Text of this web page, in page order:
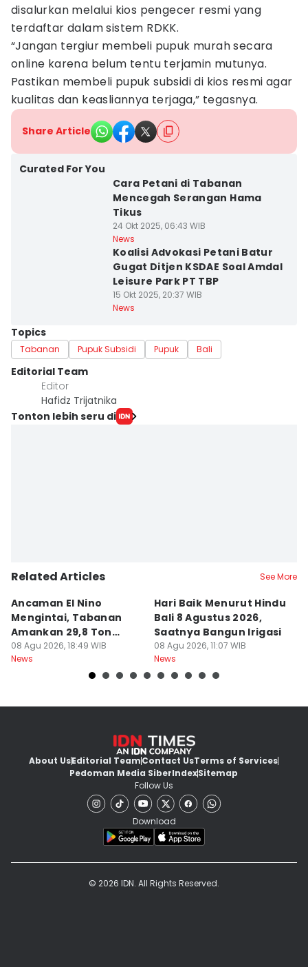
disalurkan melalui kios pengecer resmi yang
terdaftar dalam sistem RDKK.
“Jangan tergiur membeli pupuk murah secara
online karena belum tentu terjamin mutunya.
Pastikan membeli pupuk subsidi di kios resmi agar
kualitas dan keasliannya terjaga,” tegasnya.
Share Article
Curated For You
Cara Petani di Tabanan
Mencegah Serangan Hama
Tikus
24 Okt 2025, 06:43 WIB
News
Koalisi Advokasi Petani Batur
Gugat Ditjen KSDAE Soal Amdal
Leisure Park PT TBP
15 Okt 2025, 20:37 WIB
News
Topics
Tabanan Pupuk Subsidi Pupuk Bali
Editorial Team
Editor
Hafidz Trijatnika
Tonton lebih seru di
Related Articles See More
Ancaman El Nino
Mengintai, Tabanan
Amankan 29,8 Ton
Beras
08 Agu 2026, 18:49 WIB
News
Hari Baik Menurut Hindu
Bali 8 Agustus 2026,
Saatnya Bangun Irigasi
08 Agu 2026, 11:07 WIB
News
About UsEditorial TeamContact UsTerms of Services
Pedoman Media SiberIndexSitemap
Follow Us
Download
© 2026 IDN. All Rights Reserved.